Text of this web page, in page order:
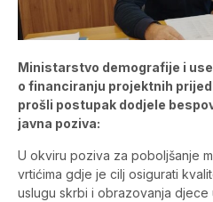
Ministarstvo demografije i
o financiranju projektnih
prošli postupak dodjele
javna poziva:
U okviru poziva za poboljšanje
vrtićima gdje je cilj osigurati
uslugu skrbi i obrazovanja